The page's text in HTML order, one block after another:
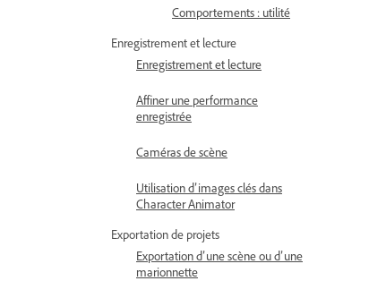
Comportements : utilité
Enregistrement et lecture
Enregistrement et lecture
Affiner une performance
enregistrée
Caméras de scène
Utilisation d’images clés dans
Character Animator
Exportation de projets
Exportation d’une scène ou d’une
marionnette